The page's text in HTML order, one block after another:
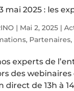
mai 2025 : les
| Mai 2, 2025|
, Partenaires,
experts de
des
direct de 13h à